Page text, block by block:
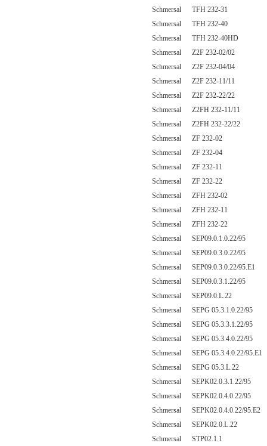
Schmersal TFH 232-31
Schmersal TFH 232-40
Schmersal TFH 232-40HD
Schmersal Z2F 232-02/02
Schmersal Z2F 232-04/04
Schmersal Z2F 232-11/11
Schmersal Z2F 232-22/22
Schmersal Z2FH 232-11/11
Schmersal Z2FH 232-22/22
Schmersal ZF 232-02
Schmersal ZF 232-04
Schmersal ZF 232-11
Schmersal ZF 232-22
Schmersal ZFH 232-02
Schmersal ZFH 232-11
Schmersal ZFH 232-22
Schmersal SEP09.0.1.0.22/95
Schmersal SEP09.0.3.0.22/95
Schmersal SEP09.0.3.0.22/95.E1
Schmersal SEP09.0.3.1.22/95
Schmersal SEP09.0.L.22
Schmersal SEPG 05.3.1.0.22/95
Schmersal SEPG 05.3.3.1.22/95
Schmersal SEPG 05.3.4.0.22/95
Schmersal SEPG 05.3.4.0.22/95.E1
Schmersal SEPG 05.3.L.22
Schmersal SEPK02.0.3.1.22/95
Schmersal SEPK02.0.4.0.22/95
Schmersal SEPK02.0.4.0.22/95.E2
Schmersal SEPK02.0.L.22
Schmersal STP02.1.1